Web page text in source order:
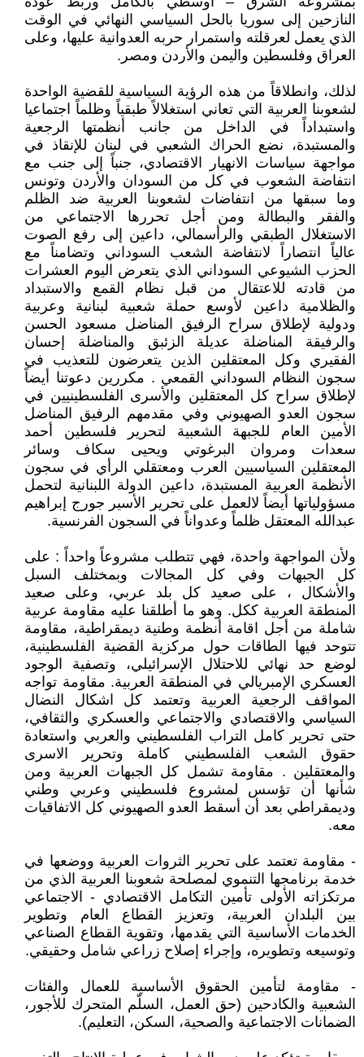
النازحين إلى سوريا بالحل السياسي النهائي في الوقت
الذي يعمل لعرقلته واستمرار حربه العدوانية عليها، وعلى
العراق وفلسطين واليمن والأردن ومصر.
لذلك، وانطلاقاً من هذه الرؤية السياسية للقضية الواحدة
لشعوبنا العربية التي تعاني استغلالاً طبقياً وظلماً اجتماعيا
واستبداداً في الداخل من جانب أنظمتها الرجعية
والمستبدة، نضع الحراك الشعبي في لبنان للإنقاذ في
مواجهة سياسات الانهيار الاقتصادي، جنباً إلى جنب مع
انتفاضة الشعوب في كل من السودان والأردن وتونس
وما سبقها من انتفاضات لشعوبنا العربية ضد الظلم
والفقر والبطالة ومن أجل تحررها الاجتماعي من
الاستغلال الطبقي والرأسمالي، داعين إلى رفع الصوت
عالياً انتصاراً لانتفاضة الشعب السوداني وتضامناً مع
الحزب الشيوعي السوداني الذي يتعرض اليوم العشرات
من قادته للاعتقال من قبل نظام القمع والاستبداد
والظلامية داعين لأوسع حملة شعبية لبنانية وعربية
ودولية لإطلاق سراح الرفيق المناضل مسعود الحسن
والرفيقة المناضلة عديلة الزئبق والمناضلة إحسان
الفقيري وكل المعتقلين الذين يتعرضون للتعذيب في
سجون النظام السوداني القمعي . مكررين دعوتنا أيضاً
لإطلاق سراح كل المعتقلين والأسرى الفلسطينيين في
سجون العدو الصهيوني وفي مقدمهم الرفيق المناضل
الأمين العام للجبهة الشعبية لتحرير فلسطين أحمد
سعدات ومروان البرغوتي ويحيى سكاف وسائر
المعتقلين السياسيين العرب ومعتقلي الرأي في سجون
الأنظمة العربية المستبدة، داعين الدولة اللبنانية لتحمل
مسؤولياتها أيضاً لالعمل على تحرير الأسير جورج إبراهيم
عبدالله المعتقل ظلماً وعدواناً في السجون الفرنسية.
ولأن المواجهة واحدة، فهي تتطلب مشروعاً واحداً : على
كل الجبهات وفي كل المجالات وبمختلف السبل
والأشكال ، على صعيد كل بلد عربي، وعلى صعيد
المنطقة العربية ككل. وهو ما أطلقنا عليه مقاومة عربية
شاملة من أجل اقامة أنظمة وطنية ديمقراطية، مقاومة
تتوحد فيها الطاقات حول مركزية القضية الفلسطينية،
لوضع حد نهائي للاحتلال الإسرائيلي، وتصفية الوجود
العسكري الإمبريالي في المنطقة العربية. مقاومة تواجه
المواقف الرجعية العربية وتعتمد كل اشكال النضال
السياسي والاقتصادي والاجتماعي والعسكري والثقافي،
حتى تحرير كامل التراب الفلسطيني والعربي واستعادة
حقوق الشعب الفلسطيني كاملة وتحرير الاسرى
والمعتقلين . مقاومة تشمل كل الجبهات العربية ومن
شأنها أن تؤسس لمشروع فلسطيني وعربي وطني
وديمقراطي بعد أن أسقط العدو الصهيوني كل الاتفاقيات
معه.
- مقاومة تعتمد على تحرير الثروات العربية ووضعها في
خدمة برنامجها التنموي لمصلحة شعوبنا العربية الذي من
مرتكزاته الأولى تأمين التكامل الاقتصادي - الاجتماعي
بين البلدان العربية، وتعزيز القطاع العام وتطوير
الخدمات الأساسية التي يقدمها، وتقوية القطاع الصناعي
وتوسيعه وتطويره، وإجراء إصلاح زراعي شامل وحقيقي.
- مقاومة لتأمين الحقوق الأساسية للعمال والفئات
الشعبية والكادحين (حق العمل، السلّم المتحرك للأجور،
الضمانات الاجتماعية والصحية، السكن، التعليم).